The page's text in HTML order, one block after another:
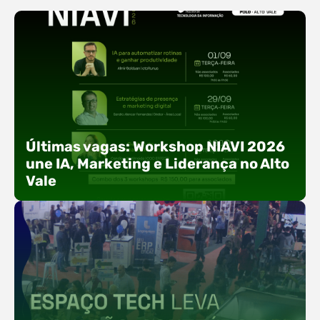
Últimas vagas: Workshop NIAVI 2026
une IA, Marketing e Liderança no Alto
Vale